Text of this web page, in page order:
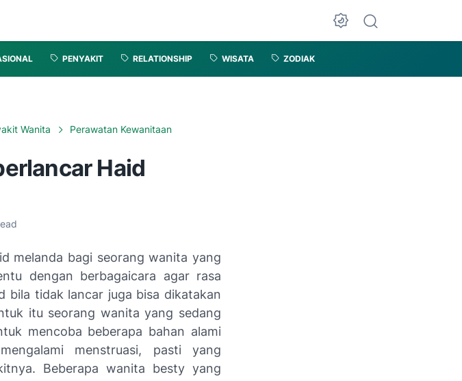
PENYAKIT RELATIONSHIP WISATA ZODIAK
Wanita Perawatan Kewanitaan
Haid
melanda bagi seorang wanita yang
dengan berbagaicara agar rasa
bila tidak lancar juga bisa dikatakan
itu seorang wanita yang sedang
mencoba beberapa bahan alami
menstruasi, pasti yang
Beberapa wanita besty yang